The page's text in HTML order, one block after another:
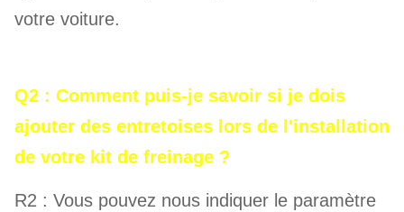
votre voiture.
Q2 : Comment puis-je savoir si je dois
ajouter des entretoises lors de l'installation
de votre kit de freinage ?
R2 : Vous pouvez nous indiquer le paramètre